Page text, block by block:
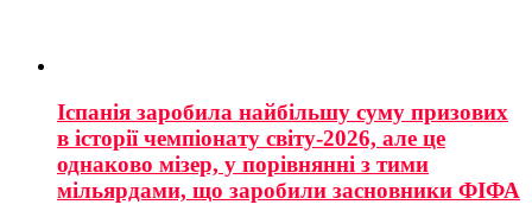
Іспанія заробила найбільшу суму призових
в історії чемпіонату світу-2026, але це
однаково мізер, у порівнянні з тими
мільярдами, що заробили засновники ФІФА